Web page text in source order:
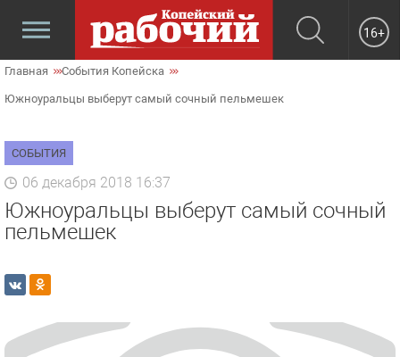
16+
Главная События Копейска
Южноуральцы выберут самый сочный пельмешек
СОБЫТИЯ
06 декабря 2018 16:37
Южноуральцы выберут самый сочный
пельмешек